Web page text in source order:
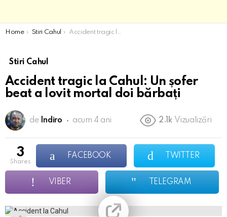
You are here:
Home Stiri Cahul Accident tragic la Cahul: Un șofer beat a lovit mortal doi bărbați
Stiri Cahul
Accident tragic la Cahul: Un șofer
beat a lovit mortal doi bărbați
de Indiro acum 4 ani 2.1k Vizualizări
3
shares
FACEBOOK TWITTER
VIBER TELEGRAM